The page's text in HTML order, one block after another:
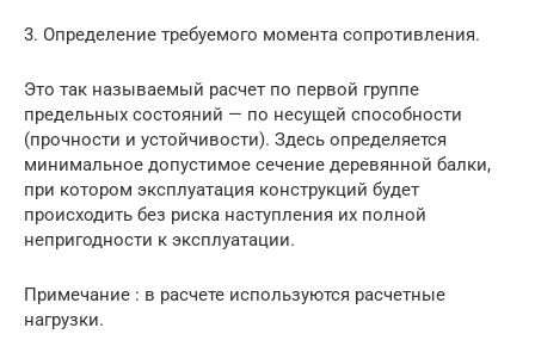
3. Определение требуемого момента сопротивления.
Это так называемый расчет по первой группе
предельных состояний — по несущей способности
(прочности и устойчивости). Здесь определяется
минимальное допустимое сечение деревянной балки,
при котором эксплуатация конструкций будет
происходить без риска наступления их полной
непригодности к эксплуатации.
Примечание : в расчете используются расчетные
нагрузки.